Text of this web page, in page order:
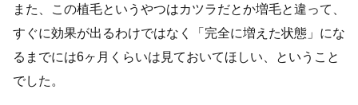
また、この植毛というやつはカツラだとか増毛と違って、
すぐに効果が出るわけではなく「完全に増えた状態」にな
るまでには6ヶ月くらいは見ておいてほしい、ということ
でした。